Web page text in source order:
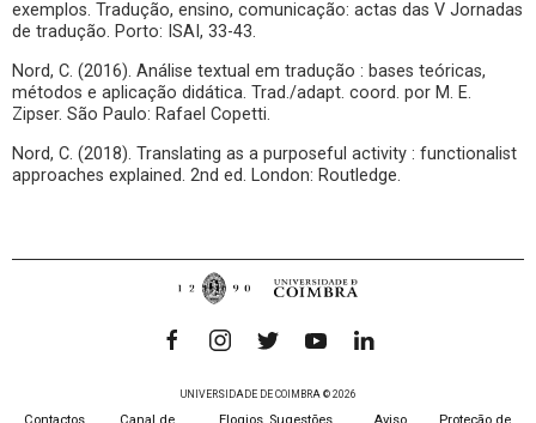
exemplos. Tradução, ensino, comunicação: actas das V Jornadas
de tradução. Porto: ISAI, 33-43.
Nord, C. (2016). Análise textual em tradução : bases teóricas,
métodos e aplicação didática. Trad./adapt. coord. por M. E.
Zipser. São Paulo: Rafael Copetti.
Nord, C. (2018). Translating as a purposeful activity : functionalist
approaches explained. 2nd ed. London: Routledge.
UNIVERSIDADE DE COIMBRA © 2026